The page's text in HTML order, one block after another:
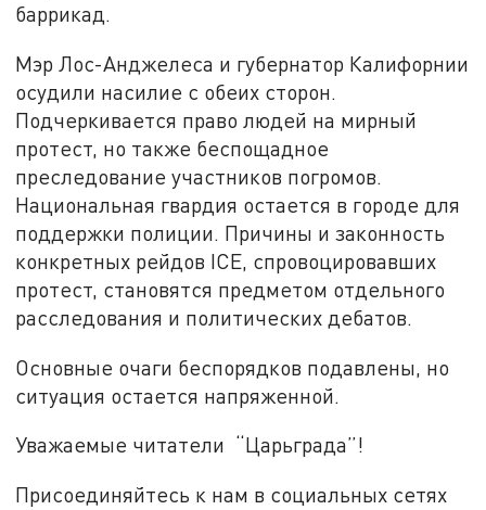
баррикад.
Мэр Лос-Анджелеса и губернатор Калифорнии
осудили насилие с обеих сторон.
Подчеркивается право людей на мирный
протест, но также беспощадное
преследование участников погромов.
Национальная гвардия остается в городе для
поддержки полиции. Причины и законность
конкретных рейдов ICE, спровоцировавших
протест, становятся предметом отдельного
расследования и политических дебатов.
Основные очаги беспорядков подавлены, но
ситуация остается напряженной.
Уважаемые читатели “Царьграда”!
Присоединяйтесь к нам в социальных сетях